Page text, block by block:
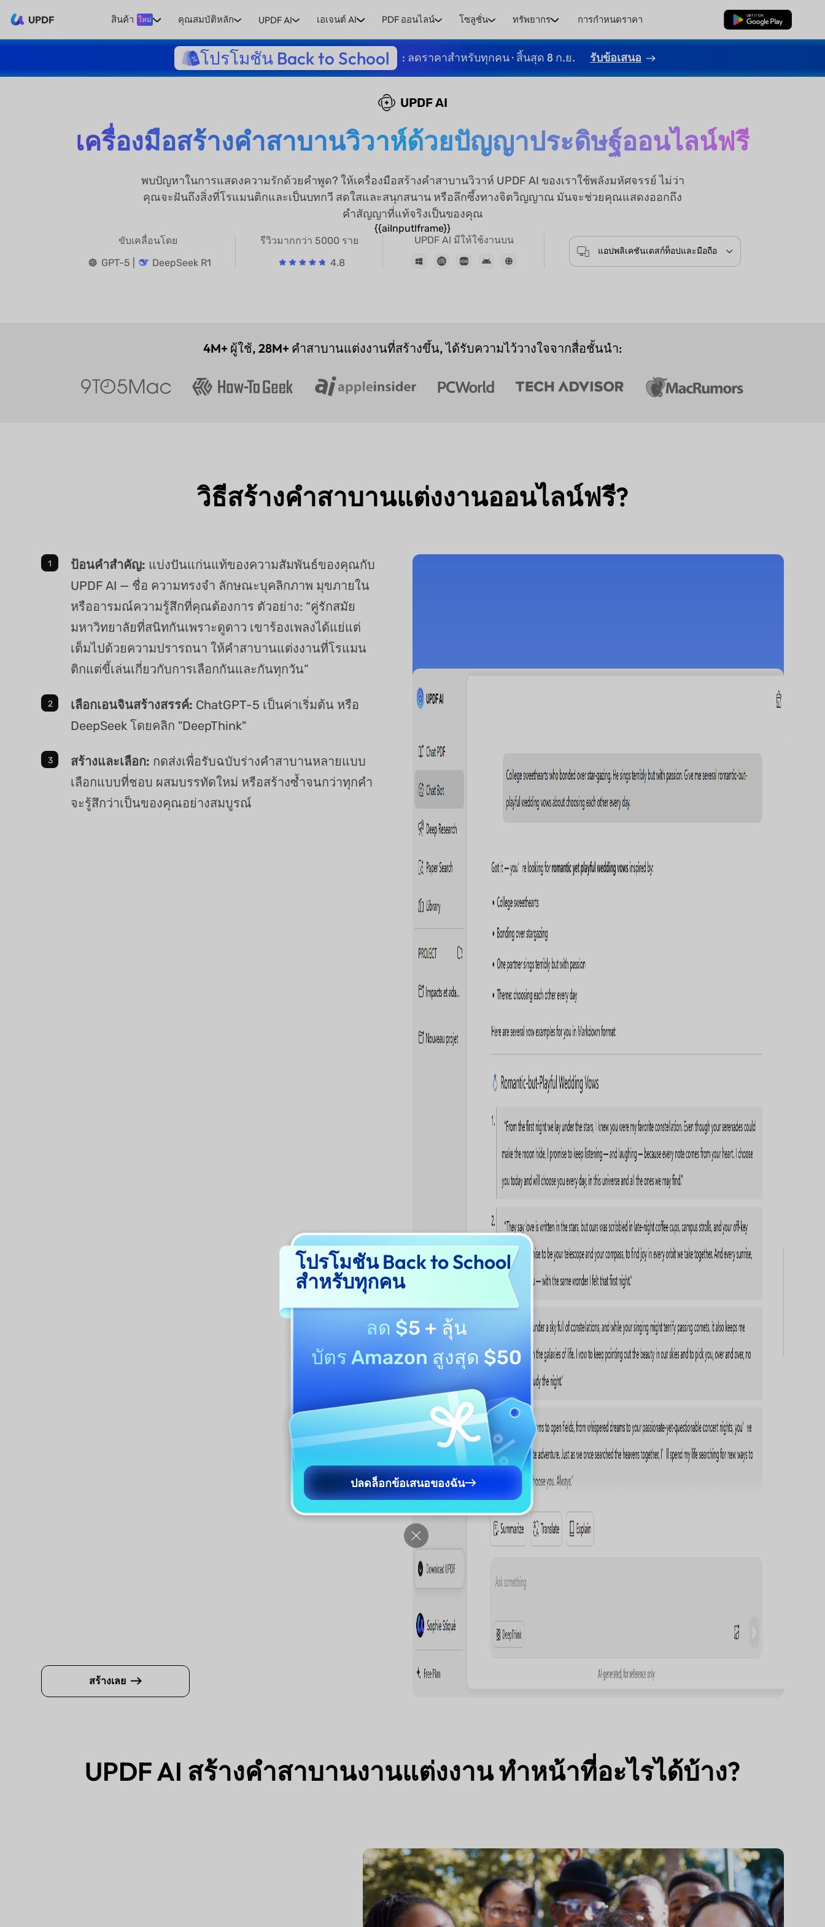
UPDF สินค้า ใหม่ คุณสมบัติหลัก UPDF AI เอเจนต์ AI PDF ออนไลน์ โซลูชั่น ทรัพยากร การกำหนดราคา ดาวน์โหลดฟรี
โปรโมชัน Back to School : ลดราคาสำหรับทุกคน · สิ้นสุด 8 ก.ย. รับข้อเสนอ
UPDF AI
เครื่องมือสร้างคำสาบานวิวาห์ด้วยปัญญาประดิษฐ์ออนไลน์ฟรี
พบปัญหาในการแสดงความรักด้วยคำพูด? ให้เครื่องมือสร้างคำสาบานวิวาห์ UPDF AI ของเราใช้พลังมหัศจรรย์ ไม่ว่า
คุณจะฝันถึงสิ่งที่โรแมนติกและเป็นบทกวี สดใสและสนุกสนาน หรือลึกซึ้งทางจิตวิญญาณ มันจะช่วยคุณแสดงออกถึง
คำสัญญาที่แท้จริงเป็นของคุณ
{{aiInputIframe}}
ขับเคลื่อนโดย
GPT-5 |
DeepSeek R1
รีวิวมากกว่า 5000 ราย
4.8
UPDF AI มีให้ใช้งานบน
แอปพลิเคชันเดสก์ท็อปและมือถือ
4M+ ผู้ใช้, 28M+ คำสาบานแต่งงานที่สร้างขึ้น, ได้รับความไว้วางใจจากสื่อชั้นนำ:
วิธีสร้างคำสาบานแต่งงานออนไลน์ฟรี?
ป้อนคำสำคัญ: แบ่งปันแก่นแท้ของความสัมพันธ์ของคุณกับ
UPDF AI — ชื่อ ความทรงจำ ลักษณะบุคลิกภาพ มุขภายใน
หรืออารมณ์ความรู้สึกที่คุณต้องการ ตัวอย่าง: “คู่รักสมัย
มหาวิทยาลัยที่สนิทกันเพราะดูดาว เขาร้องเพลงได้แย่แต่
เต็มไปด้วยความปรารถนา ให้คำสาบานแต่งงานที่โรแมน
ติกแต่ขี้เล่นเกี่ยวกับการเลือกกันและกันทุกวัน”
เลือกเอนจินสร้างสรรค์: ChatGPT-5 เป็นค่าเริ่มต้น หรือ
DeepSeek โดยคลิก "DeepThink"
สร้างและเลือก: กดส่งเพื่อรับฉบับร่างคำสาบานหลายแบบ
เลือกแบบที่ชอบ ผสมบรรทัดใหม่ หรือสร้างซ้ำจนกว่าทุกคำ
จะรู้สึกว่าเป็นของคุณอย่างสมบูรณ์
สร้างเลย
UPDF AI สร้างคำสาบานงานแต่งงาน ทำหน้าที่อะไรได้บ้าง?
โปรโมชัน Back to School
สำหรับทุกคน
ลด $5 + ลุ้น
บัตร Amazon สูงสุด $50
ปลดล็อกข้อเสนอของฉัน